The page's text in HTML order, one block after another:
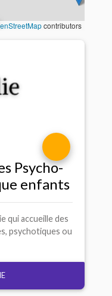
contributors
Psycho-
enfants
qui accueille des
psychotiques ou